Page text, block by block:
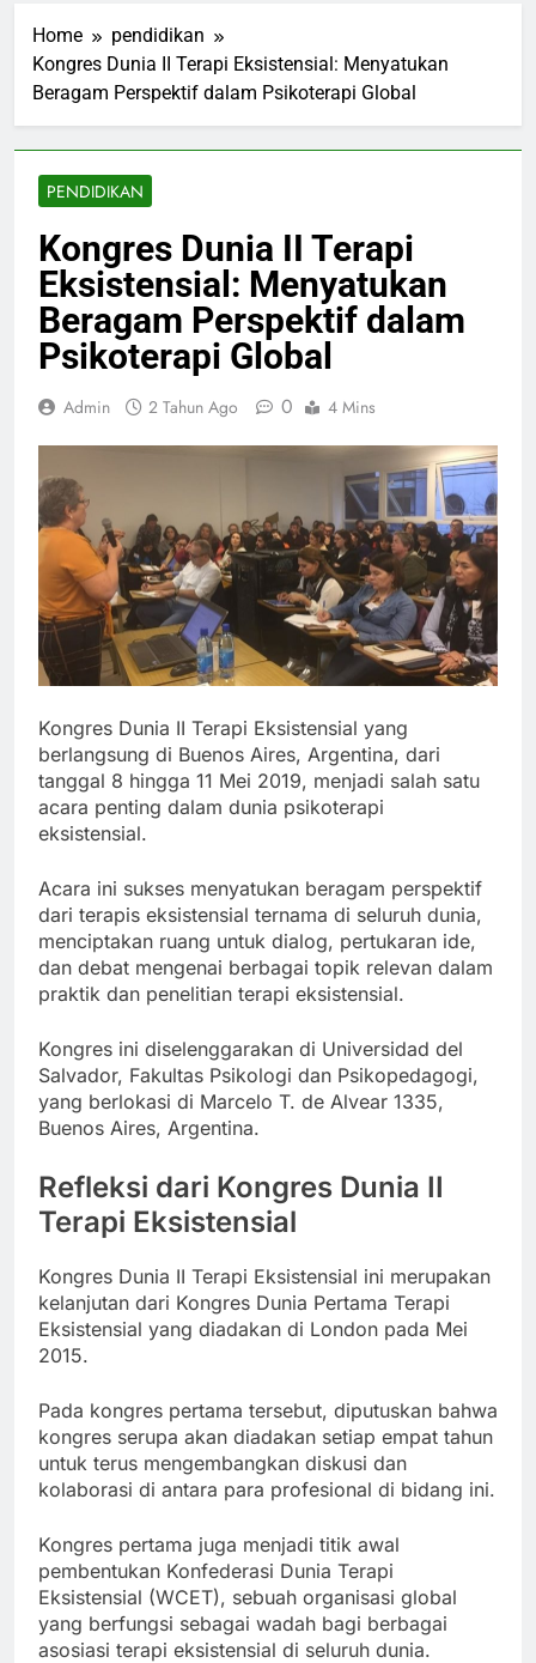
Home
pendidikan
Kongres Dunia II Terapi Eksistensial: Menyatukan
Beragam Perspektif dalam Psikoterapi Global
PENDIDIKAN
Kongres Dunia II Terapi
Eksistensial: Menyatukan
Beragam Perspektif dalam
Psikoterapi Global
Admin 2 Tahun Ago 0 4 Mins
Kongres Dunia II Terapi Eksistensial yang
berlangsung di Buenos Aires, Argentina, dari
tanggal 8 hingga 11 Mei 2019, menjadi salah satu
acara penting dalam dunia psikoterapi
eksistensial.
Acara ini sukses menyatukan beragam perspektif
dari terapis eksistensial ternama di seluruh dunia,
menciptakan ruang untuk dialog, pertukaran ide,
dan debat mengenai berbagai topik relevan dalam
praktik dan penelitian terapi eksistensial.
Kongres ini diselenggarakan di Universidad del
Salvador, Fakultas Psikologi dan Psikopedagogi,
yang berlokasi di Marcelo T. de Alvear 1335,
Buenos Aires, Argentina.
Refleksi dari Kongres Dunia II
Terapi Eksistensial
Kongres Dunia II Terapi Eksistensial ini merupakan
kelanjutan dari Kongres Dunia Pertama Terapi
Eksistensial yang diadakan di London pada Mei
2015.
Pada kongres pertama tersebut, diputuskan bahwa
kongres serupa akan diadakan setiap empat tahun
untuk terus mengembangkan diskusi dan
kolaborasi di antara para profesional di bidang ini.
Kongres pertama juga menjadi titik awal
pembentukan Konfederasi Dunia Terapi
Eksistensial (WCET), sebuah organisasi global
yang berfungsi sebagai wadah bagi berbagai
asosiasi terapi eksistensial di seluruh dunia.